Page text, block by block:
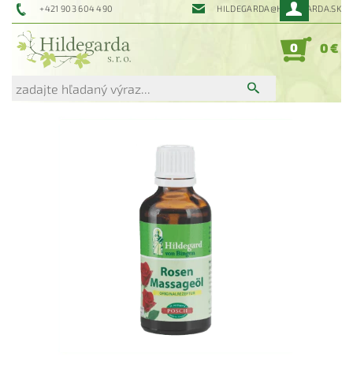
+421 903 604 490 HILDEGARDA@HILDEGARDA.SK
0 0 €